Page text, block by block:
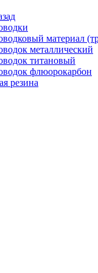
материал
металлический
титановый
флюорокарбон
резина